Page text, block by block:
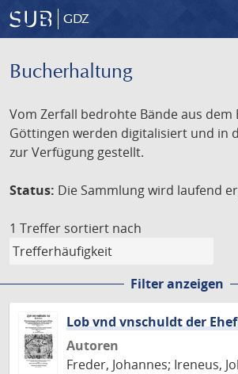
GDZ
Bucherhaltung
Vom Zerfall bedrohte Bände aus dem
Göttingen werden digitalisiert und in
zur Verfügung gestellt.
Status: Die Sammlung wird laufend
1 Treffer sortiert nach
Filter anzeigen
Lob vnd vnschuldt der
Autoren
Freder, Johannes; Ireneus,